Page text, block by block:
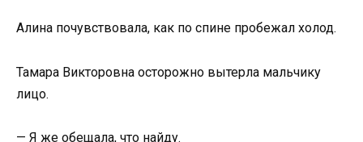
Алина почувствовала, как по спине пробежал холод.
Тамара Викторовна осторожно вытерла мальчику
лицо.
— Я же обещала, что найду.